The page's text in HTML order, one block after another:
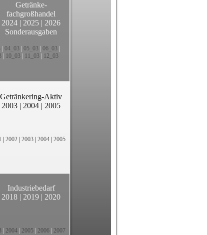
Getränke-
fachgroßhandel
2024 | 2025 | 2026
Sonderausgaben
| 04_03| 05_03| 06_03|
10_03 11_03 12_03
Getränkering-Aktiv
2003 | 2004 | 2005
| 2002 | 2003 | 2004 | 2005
Industriebedarf
2018 | 2019 | 2020
2004 2005 2006 2007